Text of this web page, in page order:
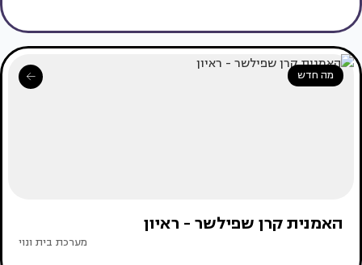
מה חדש
האמנית קרן שפילשר - ראיון
מערכת בית ונוי